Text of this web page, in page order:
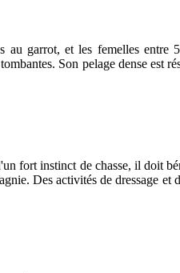
garrot, et les femelles
Son pelage dense est
fort instinct de chasse, il doit
Des activités de dressage